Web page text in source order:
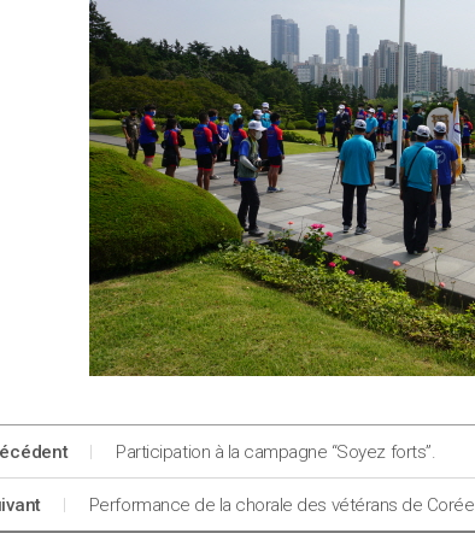
Participation à la campagne “Soyez forts”.
Performance de la chorale des vétérans de Corée